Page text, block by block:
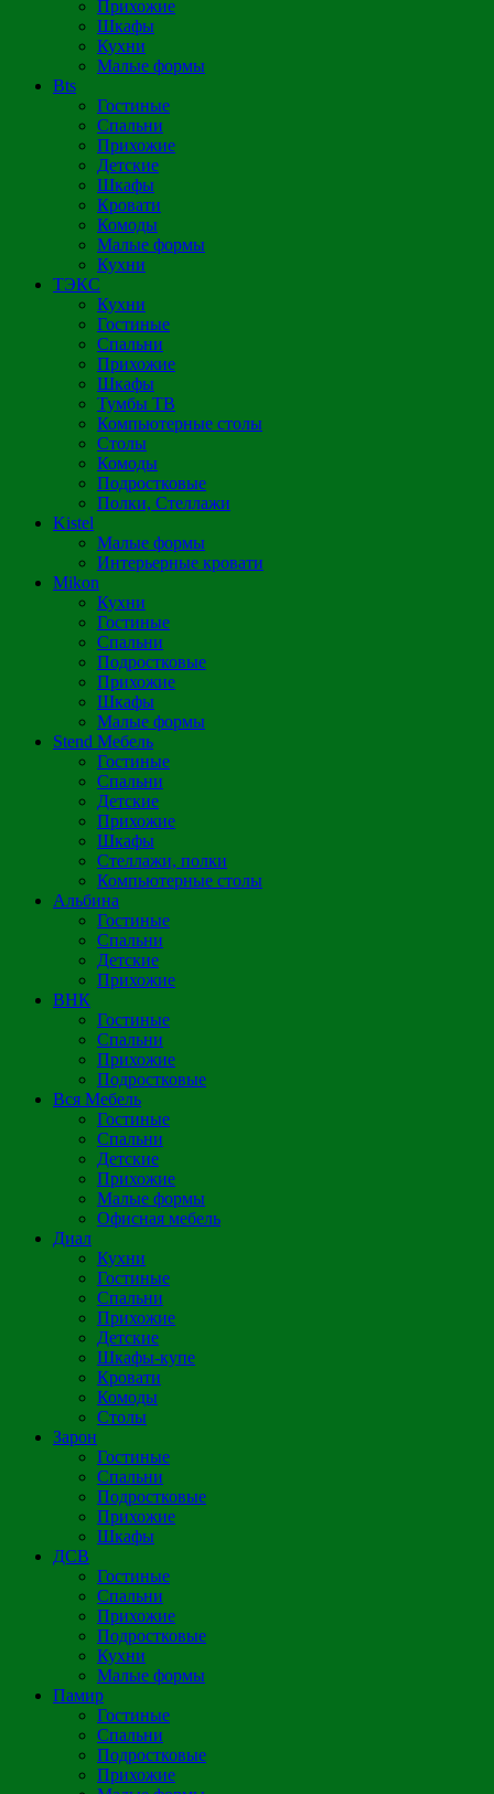
Прихожие
Шкафы
Кухни
Малые формы
Bts
Гостиные
Спальни
Прихожие
Детские
Шкафы
Кровати
Комоды
Малые формы
Кухни
ТЭКС
Кухни
Гостиные
Спальни
Прихожие
Шкафы
Тумбы ТВ
Компьютерные столы
Столы
Комоды
Подростковые
Полки, Стеллажи
Kistel
Малые формы
Интерьерные кровати
Mikon
Кухни
Гостиные
Спальни
Подростковые
Прихожие
Шкафы
Малые формы
Stend Мебель
Гостиные
Спальни
Детские
Прихожие
Шкафы
Стеллажи, полки
Компьютерные столы
Альбина
Гостиные
Спальни
Детские
Прихожие
ВНК
Гостиные
Спальни
Прихожие
Подростковые
Вся Мебель
Гостиные
Спальни
Детские
Прихожие
Малые формы
Офисная мебель
Диал
Кухни
Гостиные
Спальни
Прихожие
Детские
Шкафы-купе
Кровати
Комоды
Столы
Зарон
Гостиные
Спальни
Подростковые
Прихожие
Шкафы
ДСВ
Гостиные
Спальни
Прихожие
Подростковые
Кухни
Малые формы
Памир
Гостиные
Спальни
Подростковые
Прихожие